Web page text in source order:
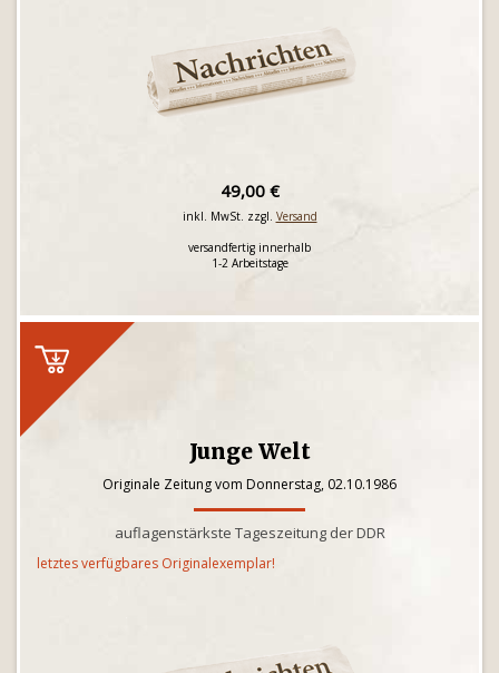
49,00 €
inkl. MwSt. zzgl. Versand
versandfertig innerhalb
1-2 Arbeitstage
Junge Welt
Originale Zeitung vom Donnerstag, 02.10.1986
auflagenstärkste Tageszeitung der DDR
letztes verfügbares Originalexemplar!